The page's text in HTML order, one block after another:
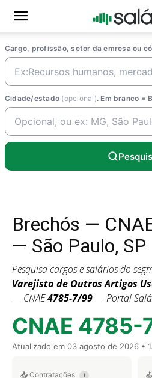
Cargo, profissão, setor da emresa ou
Cidade/estado (opcional). Em branco =
Brechós —
— São Paulo, SP
Pesquisa cargos e salários do
Varejista de Outros Artigos
— CNAE4785-7/99— Portal
CNAE 4785-
Atualizado em 03 agosto de 2026 •
📥 Contratações i